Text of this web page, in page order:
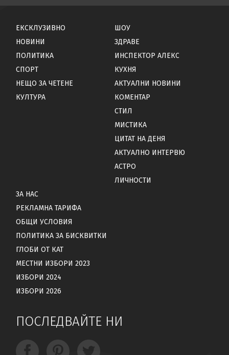
ЕКСКЛУЗИВНО
НОВИНИ
ПОЛИТИКА
СПОРТ
НЕЩО ЗА ЧЕТЕНЕ
КУЛТУРА
ШОУ
ЗДРАВЕ
ИНСПЕКТОР АЛЕКС
КУХНЯ
АКТУАЛНИ НОВИНИ
КОМЕНТАР
СТИЛ
МИСТИКА
ЦИТАТ НА ДЕНЯ
АКТУАЛНО ИНТЕРВЮ
АСТРО
ЛИЧНОСТИ
ЗА НАС
РЕКЛАМНА ТАРИФА
ОБЩИ УСЛОВИЯ
ПОЛИТИКА ЗА БИСКВИТКИ
ГЛОБИ ОТ КАТ
МЕСТНИ ИЗБОРИ 2023
ИЗБОРИ 2024
ИЗБОРИ 2026
ПОСЛЕДВАЙТЕ НИ